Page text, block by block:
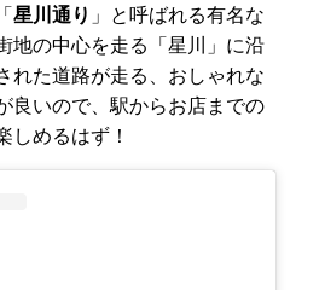
星川通り 」と呼ばれる有名な
地の中心を走る「星川」に沿
れた道路が走る、おしゃれな
良いので、駅からお店までの
しめるはず！